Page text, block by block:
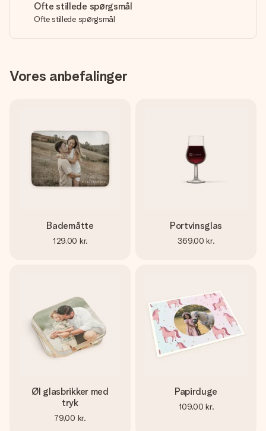
Ofte stillede spørgsmål
Ofte stillede spørgsmål
Vores anbefalinger
Bademåtte
129,00 kr.
Portvinsglas
369,00 kr.
Øl glasbrikker med
tryk
79,00 kr.
Papirduge
109,00 kr.